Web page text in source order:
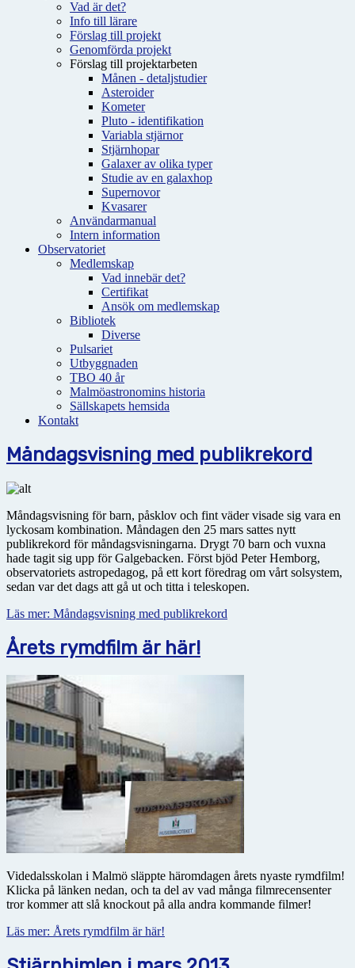
Vad är det?
Info till lärare
Förslag till projekt
Genomförda projekt
Förslag till projektarbeten
Månen - detaljstudier
Asteroider
Kometer
Pluto - identifikation
Variabla stjärnor
Stjärnhopar
Galaxer av olika typer
Studie av en galaxhop
Supernovor
Kvasarer
Användarmanual
Intern information
Observatoriet
Medlemskap
Vad innebär det?
Certifikat
Ansök om medlemskap
Bibliotek
Diverse
Pulsariet
Utbyggnaden
TBO 40 år
Malmöastronomins historia
Sällskapets hemsida
Kontakt
Måndagsvisning med publikrekord
Måndagsvisning för barn, påsklov och fint väder visade sig vara en
lyckosam kombination. Måndagen den 25 mars sattes nytt
publikrekord för måndagsvisningarna. Drygt 70 barn och vuxna
hade tagit sig upp för Galgebacken. Först bjöd Peter Hemborg,
observatoriets astropedagog, på ett kort föredrag om vårt solsystem,
sedan var det dags att gå ut och titta i teleskopen.
Läs mer: Måndagsvisning med publikrekord
Årets rymdfilm är här!
Videdalsskolan i Malmö släppte häromdagen årets nyaste rymdfilm!
Klicka på länken nedan, och ta del av vad många filmrecensenter
tror kommer att slå knockout på alla andra kommande filmer!
Läs mer: Årets rymdfilm är här!